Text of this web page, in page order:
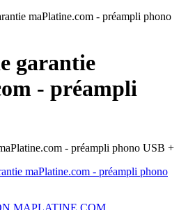
maPlatine.com - préampli phono
garantie
- préampli
+